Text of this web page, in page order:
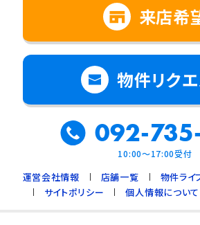
全部又は一部を委託する場合
4. 人の生命、身体又は財産の保
要で、ご本人の同意を得ること
5. 公衆衛生の向上、児童の健全
に必要で、ご本人の同意を得る
き
6. 国や地方公共団体などに協
ご本人の同意を得ることによっ
おそれがあるとき
7. 合併又は譲渡などの事由によ
に伴って個人情報を提供する場
来店希
物件リク
092-
10:00～17:00受付
運営会社情報 店舗一覧
物件ライ
サイトポリシー
個人情報について